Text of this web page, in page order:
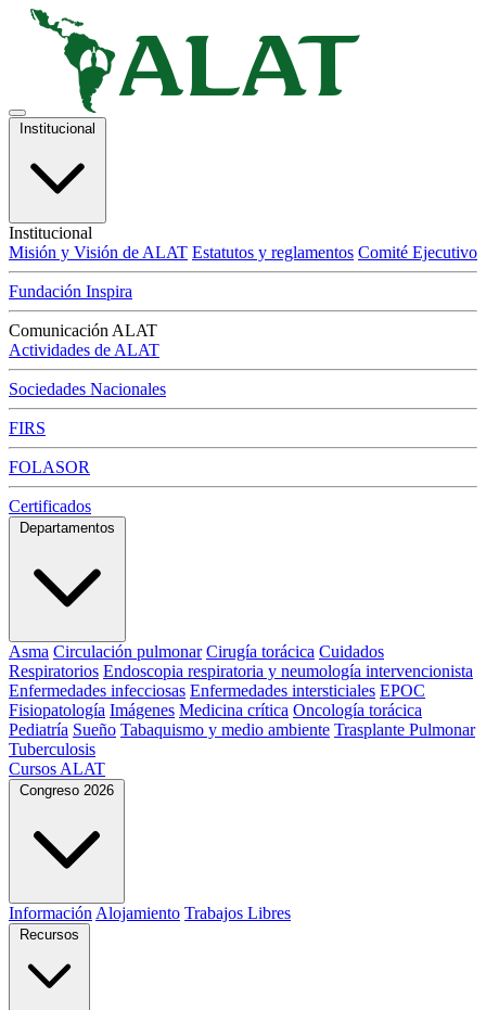
Institucional
Institucional
Misión y Visión de ALAT Estatutos y reglamentos Comité Ejecutivo
Fundación Inspira
Comunicación ALAT
Actividades de ALAT
Sociedades Nacionales
FIRS
FOLASOR
Certificados
Departamentos
Asma Circulación pulmonar Cirugía torácica Cuidados
Respiratorios Endoscopia respiratoria y neumología intervencionista
Enfermedades infecciosas Enfermedades intersticiales EPOC
Fisiopatología Imágenes Medicina crítica Oncología torácica
Pediatría Sueño Tabaquismo y medio ambiente Trasplante Pulmonar
Tuberculosis
Cursos ALAT
Congreso 2026
Información Alojamiento Trabajos Libres
Recursos